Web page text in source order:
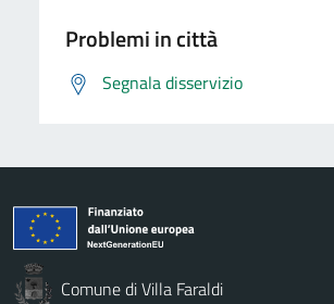
Problemi in città
Segnala disservizio
Comune di Villa Faraldi